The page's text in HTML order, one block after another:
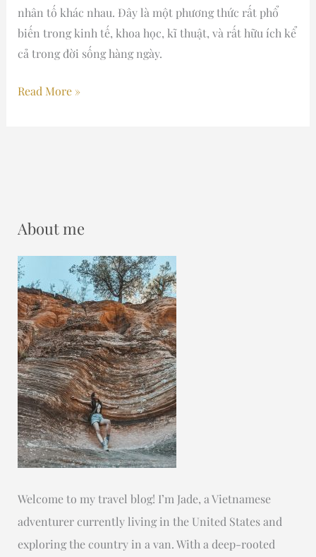
nhân tố khác nhau. Đây là một phương thức rất phổ
biến trong kinh tế, khoa học, kĩ thuật, và rất hữu ích kể
cả trong đời sống hàng ngày.
Read More »
About me
Welcome to my travel blog! I’m Jade, a Vietnamese
adventurer currently living in the United States and
exploring the country in a van. With a deep-rooted